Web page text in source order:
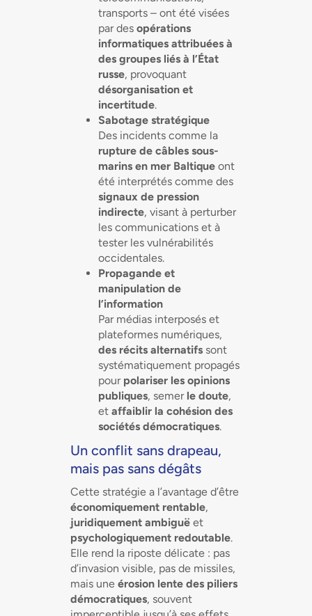
transports – ont été visées
par des opérations
informatiques attribuées à
des groupes liés à l’État
russe, provoquant
désorganisation et
incertitude.
Sabotage stratégique
Des incidents comme la
rupture de câbles sous-
marins en mer Baltiqueont
été interprétés comme des
signaux de pression
indirecte, visant à perturber
les communications et à
tester les vulnérabilités
occidentales.
Propagande et
manipulation de
l’information
Par médias interposés et
plateformes numériques,
des récits alternatifssont
systématiquement propagés
pour polariser les opinions
publiques, semer le doute,
et affaiblir la cohésion des
sociétés démocratiques.
Un conflit sans drapeau,
mais pas sans dégâts
Cette stratégie a l’avantage d’être
économiquement rentable,
juridiquement ambiguëet
psychologiquement redoutable.
Elle rend la riposte délicate : pas
d’invasion visible, pas de missiles,
mais une érosion lente des piliers
démocratiques, souvent